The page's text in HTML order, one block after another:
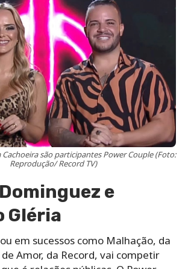
são participantes Power Couple (Foto:
Reprodução/ Record TV)
e
Gléria
em sucessos como Malhação, da
Amor, da Record, vai competir